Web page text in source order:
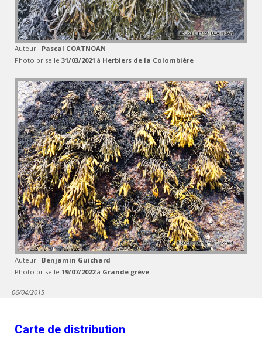
Auteur : Pascal COATNOAN
Photo prise le 31/03/2021 à Herbiers de la Colombière
Auteur : Benjamin Guichard
Photo prise le 19/07/2022à Grande grève
06/04/2015
Carte de distribution